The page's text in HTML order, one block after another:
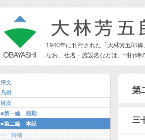
1940年に刊行された「大林芳五郎傳
なお、社名・施設名などは、刊行時
序文
凡例
目次
■第一編 前期
■第二編 本記
一 待機
第
三